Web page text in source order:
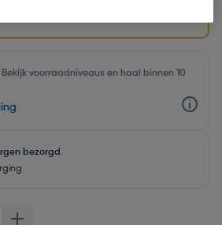
voorraadniveaus en haal binnen 10
bezorgd .